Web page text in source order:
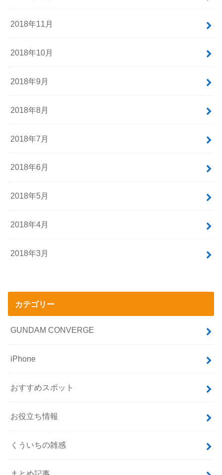
2018年11月
2018年10月
2018年9月
2018年8月
2018年7月
2018年6月
2018年5月
2018年4月
2018年3月
カテゴリー
GUNDAM CONVERGE
iPhone
おすすめスポット
お役立ち情報
くういちの雑感